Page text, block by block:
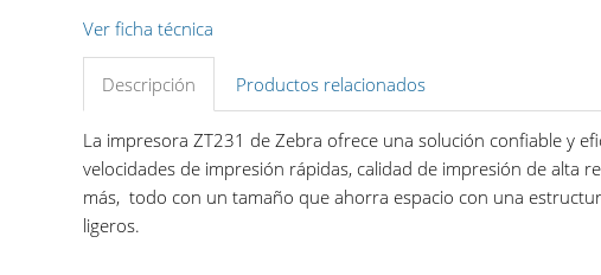
Ver ficha técnica
Descripción Productos relacionados
La impresora ZT231 de Zebra ofrece una solución confiable y
velocidades de impresión rápidas, calidad de impresión de alta
más, todo con un tamaño que ahorra espacio con una
ligeros.